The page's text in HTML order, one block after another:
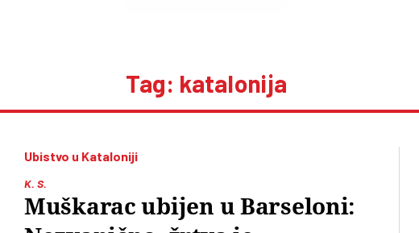
Tag: katalonija
Ubistvo u Kataloniji
K. S.
Muškarac ubijen u Barseloni: